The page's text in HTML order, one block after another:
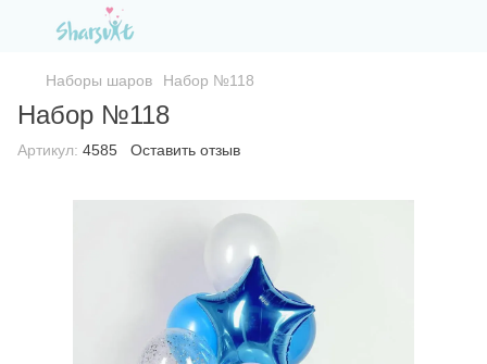
Наборы шаров Набор №118
Набор №118
Артикул: 4585 Оставить отзыв